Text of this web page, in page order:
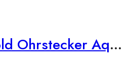
585er Weißgold Ohrstecker Aquamarin Krappenfassung – 1,45ct.